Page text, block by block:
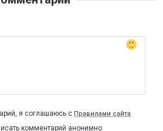
я соглашаюсь с Правилами сайта
комментарий анонимно